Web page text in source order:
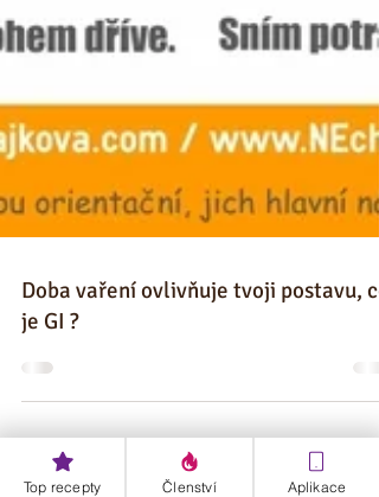
Doba vaření ovlivňuje tvoji postavu, co
je GI ?
Top recepty Členství Aplikace